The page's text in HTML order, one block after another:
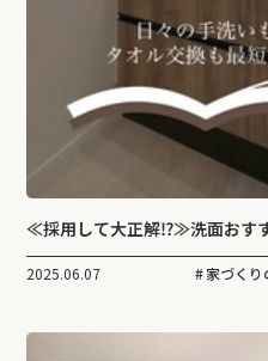
≪採用して大正解⁉≫洗面おす
2025.06.07 家づくり